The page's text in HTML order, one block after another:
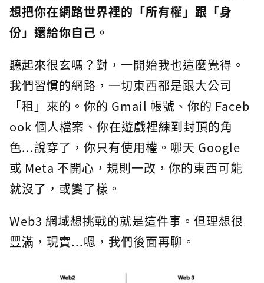
想把你在網路世界裡的「所有權」跟「身
份」還給你自己。
聽起來很玄嗎？對，一開始我也這麼覺得。
我們習慣的網路，一切東西都是跟大公司
「租」來的。你的 Gmail 帳號、你的 Faceb
ook 個人檔案、你在遊戲裡練到封頂的角
色...說穿了，你只有使用權。哪天 Google
或 Meta 不開心，規則一改，你的東西可能
就沒了，或變了樣。
Web3 網域想挑戰的就是這件事。但理想很
豐滿，現實...嗯，我們後面再聊。